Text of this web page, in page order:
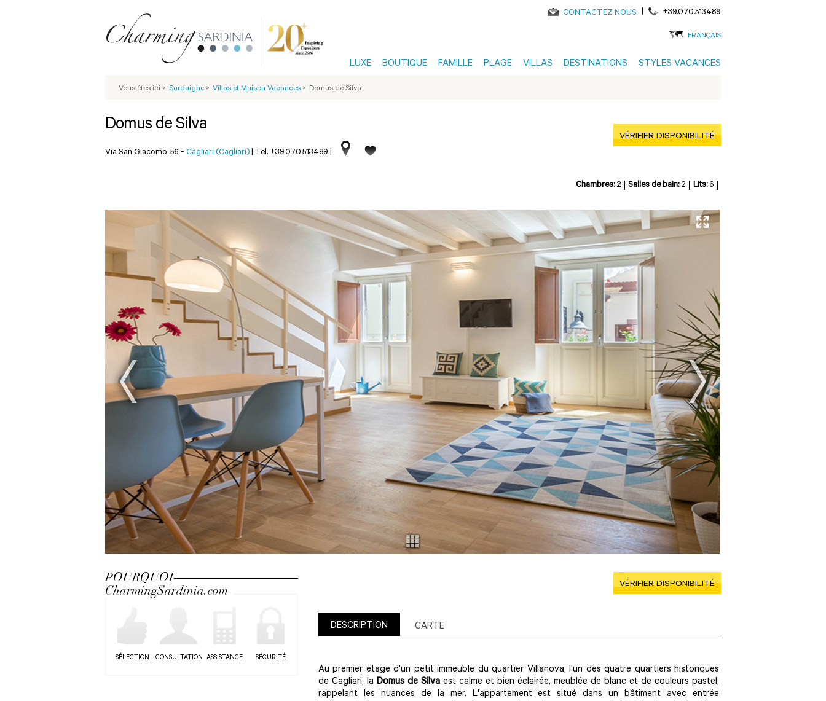
CONTACTEZ NOUS | +39.070.513489
FRANÇAIS
LUXE BOUTIQUE FAMILLE PLAGE VILLAS DESTINATIONS STYLES VACANCES
Vous êtes ici > Sardaigne > Villas et Maison Vacances > Domus de Silva
Domus de Silva
Via San Giacomo, 56 - Cagliari (Cagliari) | Tel. +39.070.513489 |
VÉRIFIER DISPONIBILITÉ
Chambres: 2 Salles de bain: 2 Lits:6
Next
POURQUOI
CharmingSardinia.com
SÉLECTION CONSULTATION ASSISTANCE SÉCURITÉ
VÉRIFIER DISPONIBILITÉ
DESCRIPTION CARTE
Au premier étage d'un petit immeuble du quartier Villanova, l'un des quatre quartiers historiques
de Cagliari, la Domus de Silva est calme et bien éclairée, meublée de blanc et de couleurs pastel,
rappelant les nuances de la mer. L'appartement est situé dans un bâtiment avec entrée